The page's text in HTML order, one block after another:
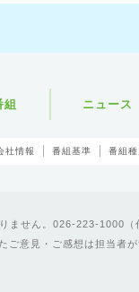
組 ニュース
社情報 番組基準 番組
ません。026-223-1000
ご意見・ご感想は担当者